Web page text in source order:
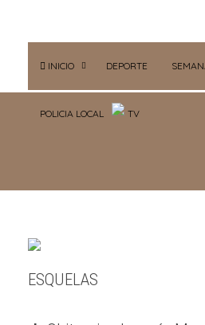
INICIO DEPORTE
POLICIA LOCAL TV
ESQUELAS